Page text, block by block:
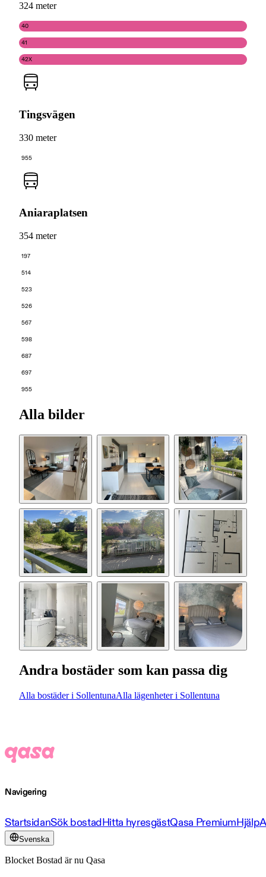
324 meter
40
41
42X
Tingsvägen
330 meter
955
Aniaraplatsen
354 meter
197
514
523
526
567
598
687
697
955
Alla bilder
Andra bostäder som kan passa dig
Alla bostäder i SollentunaAlla lägenheter i Sollentuna
Navigering
StartsidanSök bostadHitta hyresgästQasa PremiumHjälp
Svenska
Blocket Bostad är nu Qasa